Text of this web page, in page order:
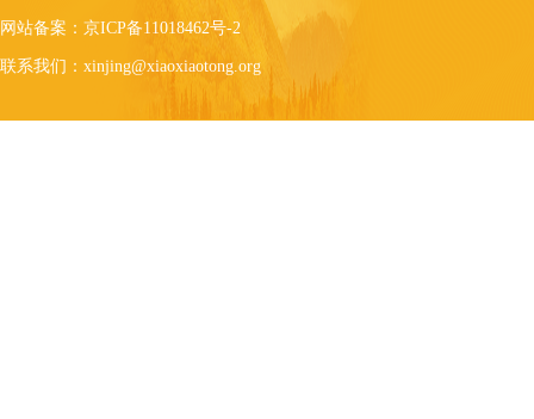
网站备案：京ICP备11018462号-2
联系我们：xinjing@xiaoxiaotong.org